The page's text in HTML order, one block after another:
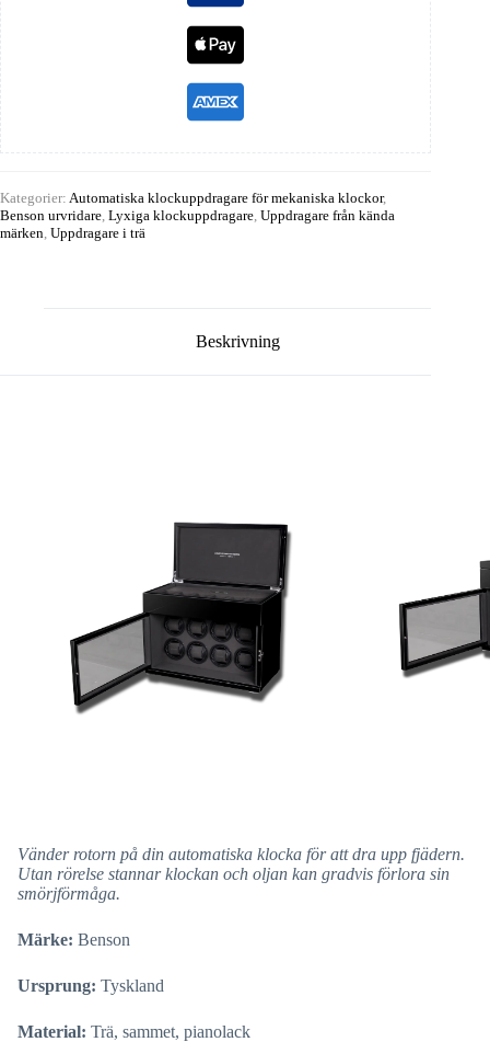
Kategorier: Automatiska klockuppdragare för mekaniska klockor,
Benson urvridare, Lyxiga klockuppdragare, Uppdragare från kända
märken, Uppdragare i trä
Beskrivning
Vänder rotorn på din automatiska klocka för att dra upp fjädern.
Utan rörelse stannar klockan och oljan kan gradvis förlora sin
smörjförmåga.
Märke: Benson
Ursprung: Tyskland
Material: Trä, sammet, pianolack